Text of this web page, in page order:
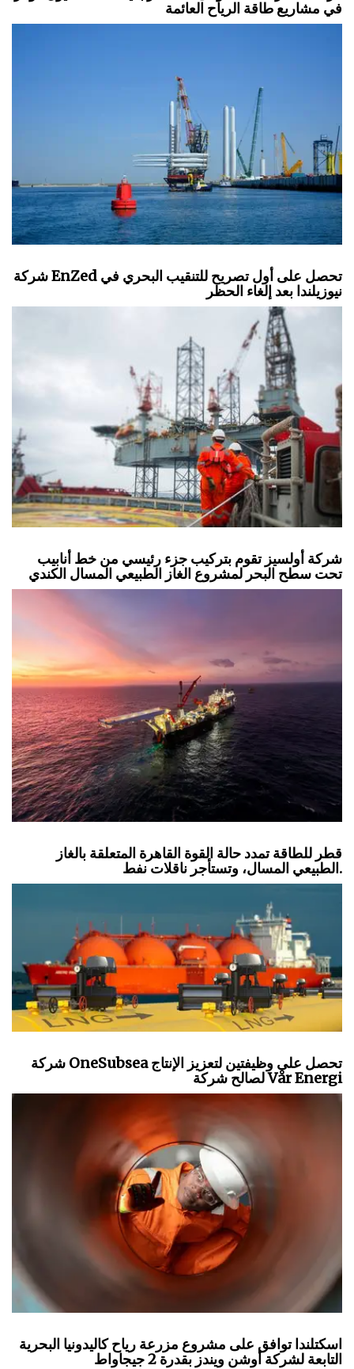
في مشاريع طاقة الرياح العائمة
شركة EnZed تحصل على أول تصريح للتنقيب البحري في
نيوزيلندا بعد إلغاء الحظر
شركة أولسيز تقوم بتركيب جزء رئيسي من خط أنابيب
تحت سطح البحر لمشروع الغاز الطبيعي المسال الكندي
قطر للطاقة تمدد حالة القوة القاهرة المتعلقة بالغاز
الطبيعي المسال، وتستأجر ناقلات نفط.
شركة OneSubsea تحصل على وظيفتين لتعزيز الإنتاج
لصالح شركة Vår Energi
اسكتلندا توافق على مشروع مزرعة رياح كاليدونيا البحرية
التابعة لشركة أوشن ويندز بقدرة 2 جيجاواط